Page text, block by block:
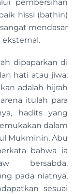
pembersihan
hissi (bathin)
mendasar
dipaparkan di
hati atau jiwa;
adalah hijrah
itulah para
hadits yang
dalam
Mukminin, Abu
bahwa ia
bersabda,
pada niatnya,
sesuai